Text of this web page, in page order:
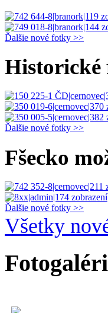
Ďalšie nové fotky >>
Historické
Ďalšie nové fotky >>
Fšecko
Ďalšie nové fotky >>
Všetky